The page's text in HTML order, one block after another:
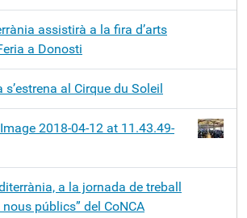
assistirà a la fira d’arts
a Donosti
s’estrena al Cirque du Soleil
2018-04-12 at 11.43.49-
a la jornada de treball
nous públics” del CoNCA